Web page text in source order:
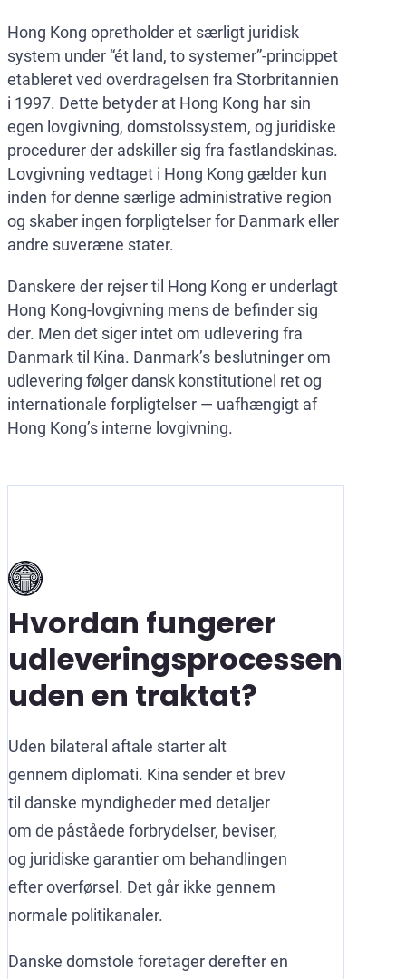
Hong Kong opretholder et særligt juridisk
system under “ét land, to systemer”-princippet
etableret ved overdragelsen fra Storbritannien
i 1997. Dette betyder at Hong Kong har sin
egen lovgivning, domstolssystem, og juridiske
procedurer der adskiller sig fra fastlandskinas.
Lovgivning vedtaget i Hong Kong gælder kun
inden for denne særlige administrative region
og skaber ingen forpligtelser for Danmark eller
andre suveræne stater.
Danskere der rejser til Hong Kong er underlagt
Hong Kong-lovgivning mens de befinder sig
der. Men det siger intet om udlevering fra
Danmark til Kina. Danmark’s beslutninger om
udlevering følger dansk konstitutionel ret og
internationale forpligtelser — uafhængigt af
Hong Kong’s interne lovgivning.
Hvordan fungerer
udleveringsprocessen
uden en traktat?
Uden bilateral aftale starter alt
gennem diplomati. Kina sender et brev
til danske myndigheder med detaljer
om de påståede forbrydelser, beviser,
og juridiske garantier om behandlingen
efter overførsel. Det går ikke gennem
normale politikanaler.
Danske domstole foretager derefter en